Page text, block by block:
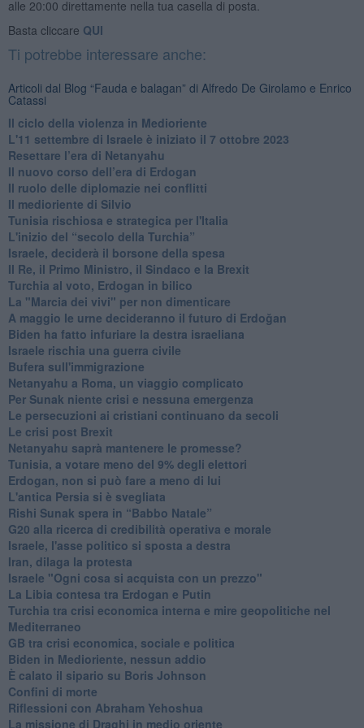
alle 20:00 direttamente nella tua casella di posta.
Basta cliccare QUI
Ti potrebbe interessare anche:
Articoli dal Blog “Fauda e balagan” di Alfredo De Girolamo e Enrico
Catassi
Il ciclo della violenza in Medioriente
L'11 settembre di Israele è iniziato il 7 ottobre 2023
Resettare l’era di Netanyahu
​Il nuovo corso dell’era di Erdogan
Il ruolo delle diplomazie nei conflitti
Il medioriente di Silvio
Tunisia rischiosa e strategica per l'Italia
L'inizio del “secolo della Turchia”
Israele, deciderà il borsone della spesa
Il Re, il Primo Ministro, il Sindaco e la Brexit
Turchia al voto, Erdogan in bilico
La "Marcia dei vivi" per non dimenticare
A maggio le urne decideranno il futuro di Erdoğan
Biden ha fatto infuriare la destra israeliana
Israele rischia una guerra civile
Bufera sull'immigrazione
Netanyahu a Roma, un viaggio complicato
Per Sunak niente crisi e nessuna emergenza
Le persecuzioni ai cristiani continuano da secoli
Le crisi post Brexit
Netanyahu saprà mantenere le promesse?
Tunisia, a votare meno del 9% degli elettori
Erdogan, non si può fare a meno di lui
L'antica Persia si è svegliata
Rishi Sunak spera in “Babbo Natale”
G20 alla ricerca di credibilità operativa e morale
Israele, l'asse politico si sposta a destra
Iran, dilaga la protesta
Israele "Ogni cosa si acquista con un prezzo"
La Libia contesa tra Erdogan e Putin
Turchia tra crisi economica interna e mire geopolitiche nel
Mediterraneo
GB tra crisi economica, sociale e politica
Biden in Medioriente, nessun addio
È calato il sipario su Boris Johnson
Confini di morte
Riflessioni con Abraham Yehoshua
La missione di Draghi in medio oriente